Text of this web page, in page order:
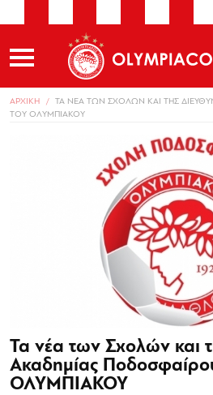
ΑΡΧΙΚΗ
ΤΑ ΝΕΑ ΤΩΝ ΣΧΟΛΩΝ ΚΑΙ ΤΗΣ
ΤΟΥ ΟΛΥΜΠΙΑΚΟΥ
Τα νέα των Σχολών και
Ακαδημίας
ΟΛΥΜΠΙΑΚΟΥ